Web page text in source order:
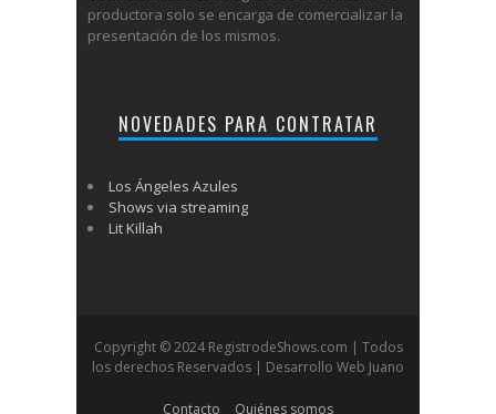
productora solo se encarga de comercializar la
presentación de los mismos.
NOVEDADES PARA CONTRATAR
Los Ángeles Azules
Shows via streaming
Lit Killah
Copyright © 2024 RegistrodeShows.com | Todos
los derechos Reservados | Desarrollo Web Juano
Contacto Quiénes somos